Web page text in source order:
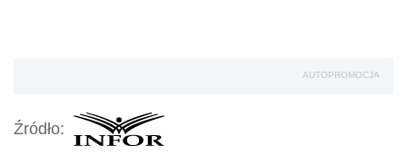
AUTOPROMOCJA
Źródło: